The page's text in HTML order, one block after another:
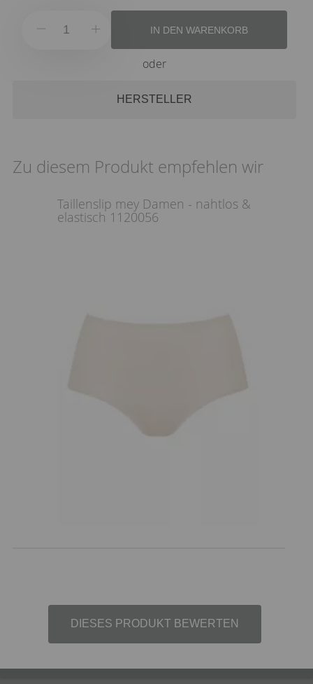
IN DEN WARENKORB
oder
HERSTELLER
Zu diesem Produkt empfehlen wir
Taillenslip mey Damen - nahtlos &
elastisch 1120056
DIESES PRODUKT BEWERTEN